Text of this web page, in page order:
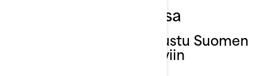
Säännökset Suomessa
Ennen ostopäätöstä tutustu Suomen
vesillä liikkumista koskeviin